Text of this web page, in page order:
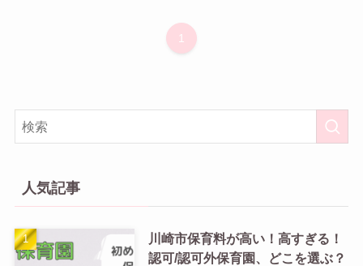
1
人気記事
川崎市保育料が高い！高すぎる！
認可/認可外保育園、どこを選ぶ？